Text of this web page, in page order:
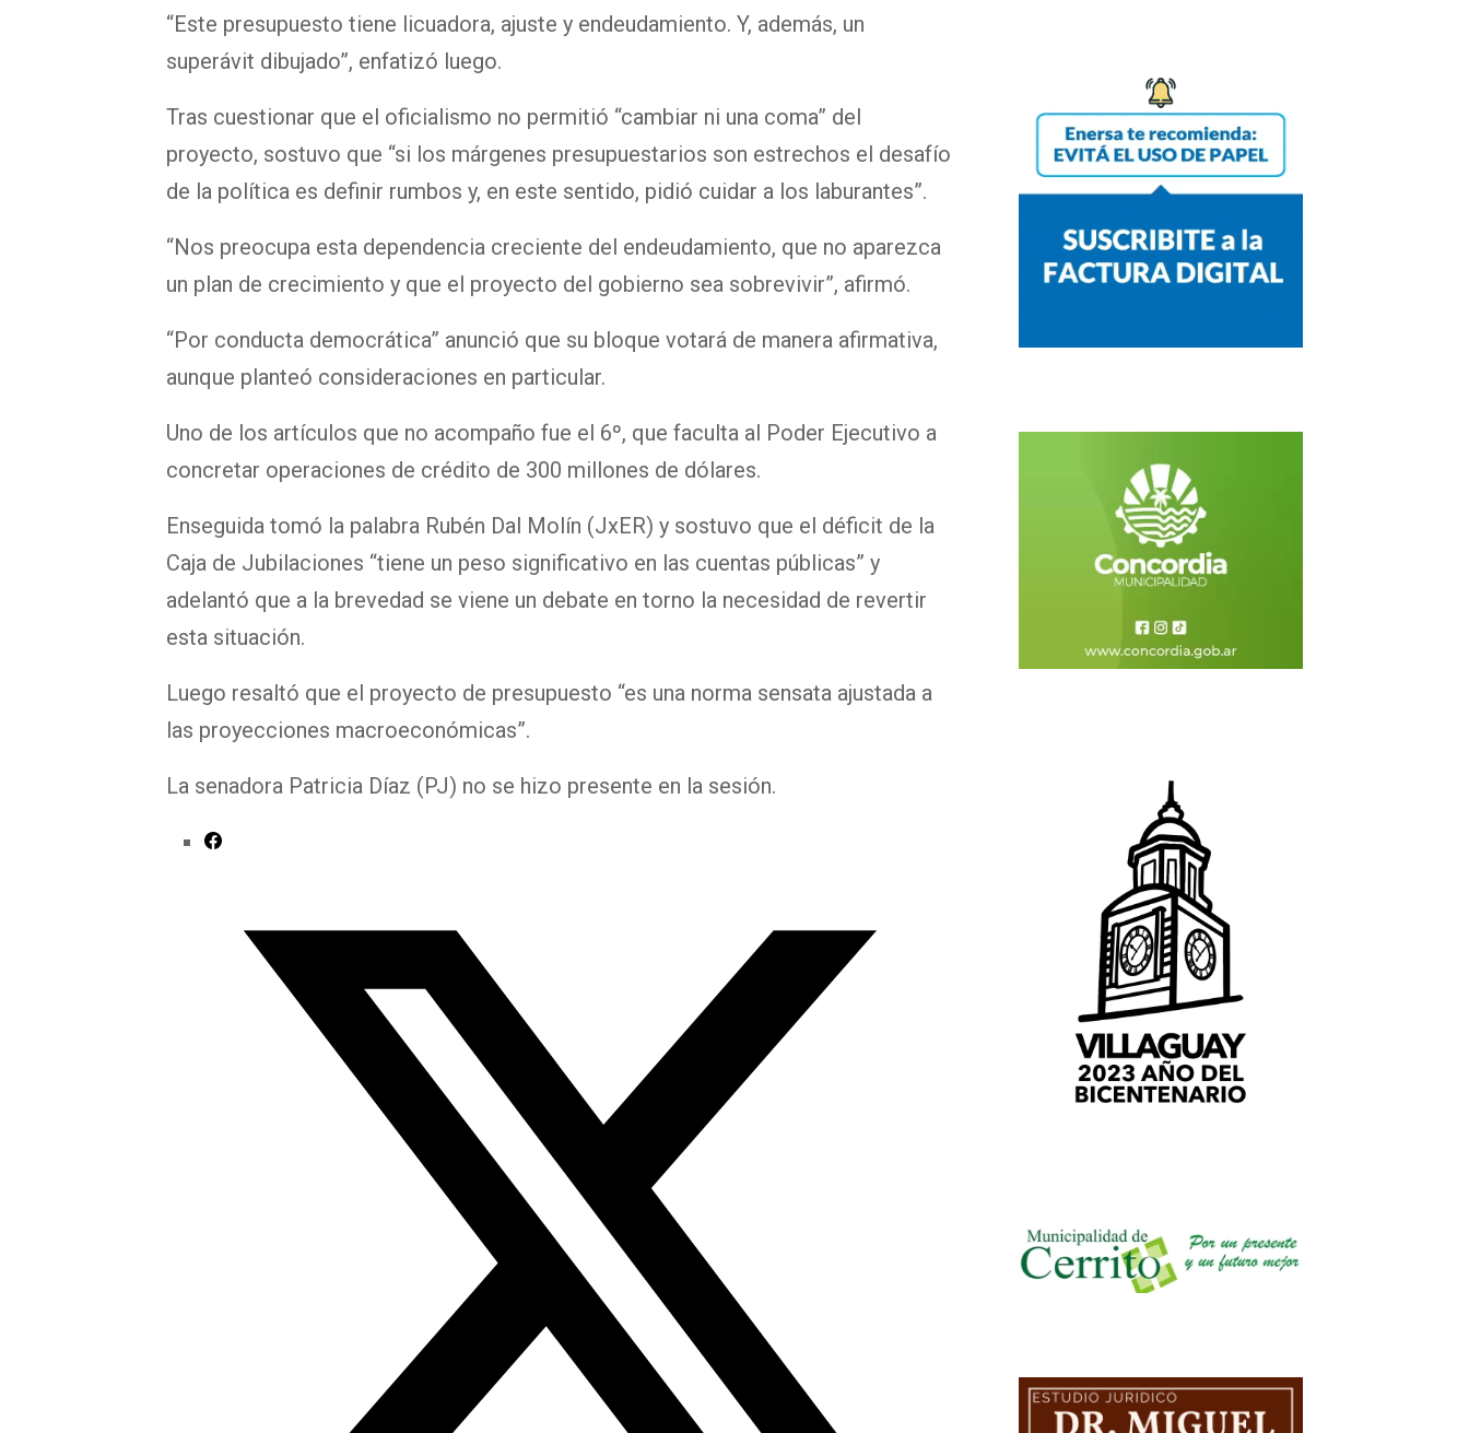
“Este presupuesto tiene licuadora, ajuste y endeudamiento. Y, además, un
superávit dibujado”, enfatizó luego.
Tras cuestionar que el oficialismo no permitió “cambiar ni una coma” del
proyecto, sostuvo que “si los márgenes presupuestarios son estrechos el desafío
de la política es definir rumbos y, en este sentido, pidió cuidar a los laburantes”.
“Nos preocupa esta dependencia creciente del endeudamiento, que no aparezca
un plan de crecimiento y que el proyecto del gobierno sea sobrevivir”, afirmó.
“Por conducta democrática” anunció que su bloque votará de manera afirmativa,
aunque planteó consideraciones en particular.
Uno de los artículos que no acompaño fue el 6º, que faculta al Poder Ejecutivo a
concretar operaciones de crédito de 300 millones de dólares.
Enseguida tomó la palabra Rubén Dal Molín (JxER) y sostuvo que el déficit de la
Caja de Jubilaciones “tiene un peso significativo en las cuentas públicas” y
adelantó que a la brevedad se viene un debate en torno la necesidad de revertir
esta situación.
Luego resaltó que el proyecto de presupuesto “es una norma sensata ajustada a
las proyecciones macroeconómicas”.
La senadora Patricia Díaz (PJ) no se hizo presente en la sesión.